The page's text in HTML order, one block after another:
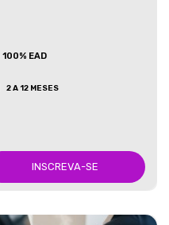
100% EAD
2 A 12 MESES
INSCREVA-SE